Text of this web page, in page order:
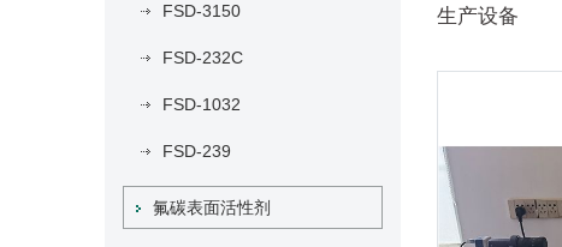
FSD-3150
FSD-232C
FSD-1032
FSD-239
氟碳表面活性剂
生产设备